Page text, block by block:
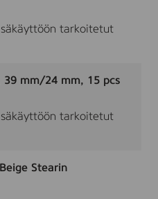
tarkoitetut
39 mm/24 mm, 15 pcs
tarkoitetut
Stearin